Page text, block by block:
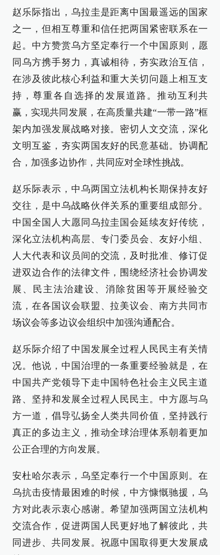
赵乐际指出，乌拉圭是距离中国最遥远的国家
之一，但相互尊重和信任把两国紧密联系在一
起。中方赞赏乌方坚定奉行一个中国原则，愿
同乌方携手努力，真诚相待，夯实政治互信，
在涉及彼此核心利益和重大关切问题上相互支
持，尊重各自选择的发展道路。推动互利共
赢，实现共同发展，在高质量共建“一带一路”框
架内加强发展战略对接。密切人文交流，深化
文明互鉴，夯实两国友好的民意基础。协调配
合，加强多边协作，共同应对全球性挑战。
赵乐际表示，中乌两国立法机构长期保持友好
交往，是中乌战略伙伴关系的重要组成部分。
中国全国人大愿同乌拉圭国会延续友好传统，
深化立法机构高层、专门委员会、友好小组、
人大代表和议员间的交流，及时批准、修订促
进双边合作的法律文件，围绕经济社会协调发
展、民主法治建设、消除贫困等开展经验交
流，在各国议会联盟、拉美议会、南方共同市
场议会等多边议会组织中加强沟通配合。
赵乐际介绍了中国发展全过程人民民主有关情
况。他说，中国治理的一条重要经验就是，在
中国共产党领导下走中国特色社会主义民主道
路、坚持和发展全过程人民民主。中方愿与乌
方一道，倡导弘扬全人类共同价值，坚持践行
真正的多边主义，推动全球治理体系朝着更加
公正合理的方向发展。
安杜哈尔表示，乌坚定奉行一个中国原则。在
乌抗击疫情最困难的时候，中方慷慨驰援，乌
方对此表示衷心感谢。希望加强两国立法机构
交流合作，促进两国人民更好地了解彼此，共
同进步、共同发展。祝愿中国取得更大发展成